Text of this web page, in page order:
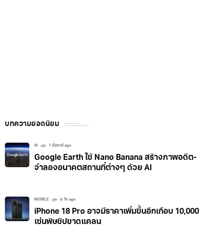
บทความยอดนิยม
AI 1 สัปดาห์ ago
Google Earth ใช้ Nano Banana สร้างภาพอดีต-
จำลองอนาคตสถานที่ต่างๆ ด้วย AI
MOBILE 6 วัน ago
iPhone 18 Pro อาจมีราคาเพิ่มขึ้นอีกเกือบ 10,000
เซ่นพิษชิปขาดแคลน